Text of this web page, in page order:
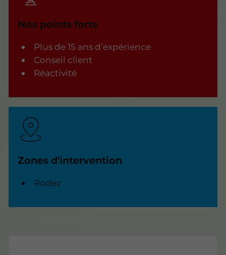
Nos points forts
Plus de 15 ans d’expérience
Conseil client
Réactivité
Zones d'intervention
Rodez